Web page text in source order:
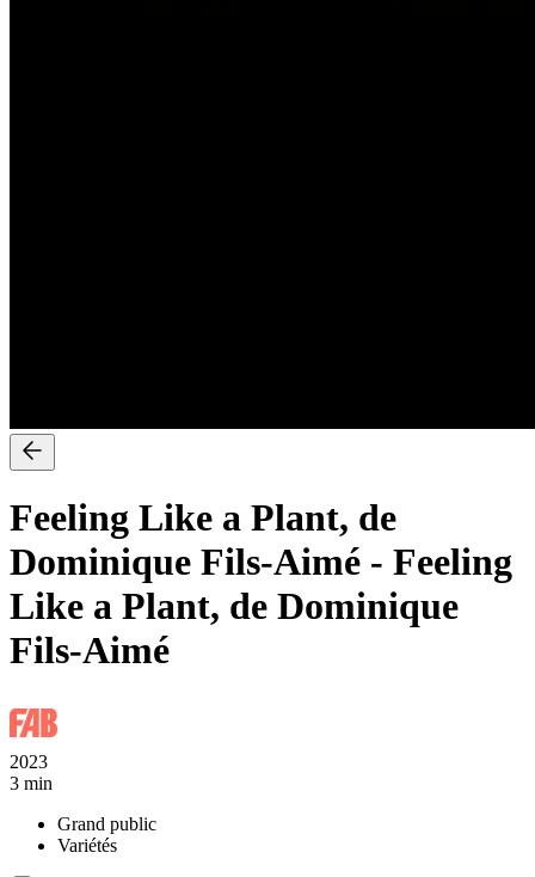
Feeling Like a Plant, de
Dominique Fils-Aimé - Feeling
Like a Plant, de Dominique
Fils-Aimé
2023
3 min
Grand public
Variétés